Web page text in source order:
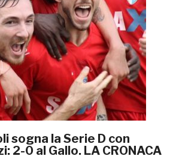
sogna la Serie D con
2-0 al Gallo. LA CRONACA